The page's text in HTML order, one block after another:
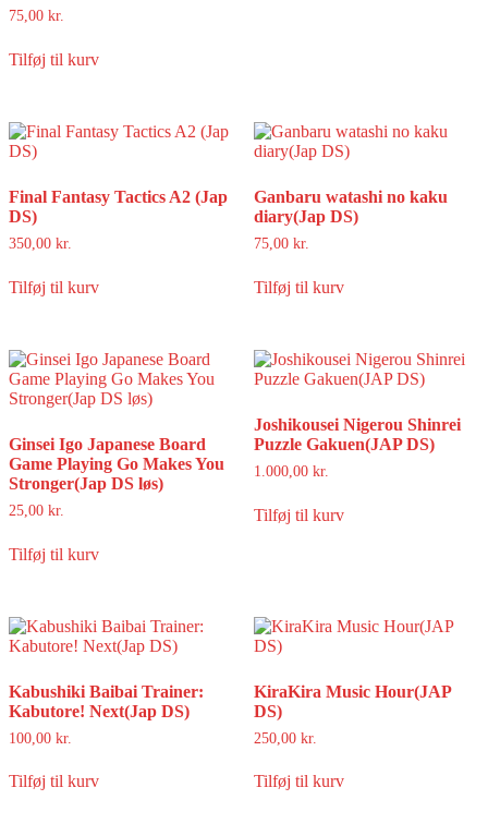
75,00 kr.
Tilføj til kurv
Final Fantasy Tactics A2 (Jap
DS)
350,00 kr.
Tilføj til kurv
Ganbaru watashi no kaku
diary(Jap DS)
75,00 kr.
Tilføj til kurv
Ginsei Igo Japanese Board
Game Playing Go Makes You
Stronger(Jap DS løs)
25,00 kr.
Tilføj til kurv
Joshikousei Nigerou Shinrei
Puzzle Gakuen(JAP DS)
1.000,00 kr.
Tilføj til kurv
Kabushiki Baibai Trainer:
Kabutore! Next(Jap DS)
100,00 kr.
Tilføj til kurv
KiraKira Music Hour(JAP
DS)
250,00 kr.
Tilføj til kurv